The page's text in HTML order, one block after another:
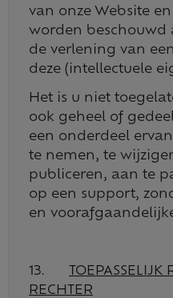
van onze Website
worden beschouwd
de verlening van
deze (intellectuele
Het is u niet
ook geheel of
een onderdeel
te nemen, te
publiceren, aan te
op een support,
en
13.
RECHTER